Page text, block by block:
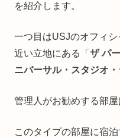
を紹介します。
一つ目はUSJのオフィ
近い立地にある「 ザ パ
ニバーサル・スタジオ
管理人がお勧めする部屋
このタイプの部屋に宿